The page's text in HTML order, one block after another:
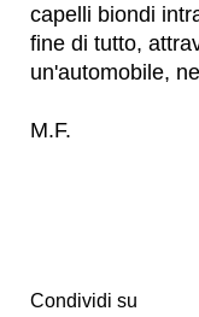
capelli biondi
fine di tutto,
un'automobile,
M.F.
Condividi su